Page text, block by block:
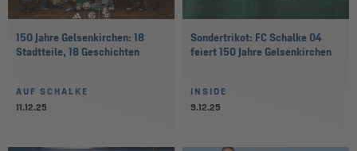
150 Jahre Gelsenkirchen: 18
Stadtteile, 18 Geschichten
AUF SCHALKE
11.12.25
Sondertrikot: FC Schalke 04
feiert 150 Jahre Gelsenkirchen
INSIDE
9.12.25